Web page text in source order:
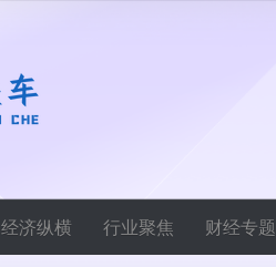
经济纵横 行业聚焦 财经专题